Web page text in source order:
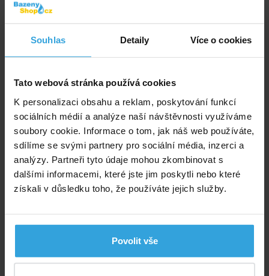
Souhlas Detaily Více o cookies
Tato webová stránka používá cookies
K personalizaci obsahu a reklam, poskytování funkcí
sociálních médií a analýze naší návštěvnosti využíváme
soubory cookie. Informace o tom, jak náš web používáte,
sdílíme se svými partnery pro sociální média, inzerci a
analýzy. Partneři tyto údaje mohou zkombinovat s
dalšími informacemi, které jste jim poskytli nebo které
získali v důsledku toho, že používáte jejich služby.
Povolit vše
bazénová voda řádně chemicky upravena dle
hodnot v technické specifikaci použití solárních
Solární plachtu vždy umisťujte bublinkami
směrem dolů, tak aby volně plavala na hladině.
Bublinky působí při slunečním záření jako čočky a
tím zvyšují teplotu vody.
Plachtu ihned po sundání z bazénu schovejte do
stínu, předejdete tím jejímu poškození přehřátím.
Zazimování
Na zimu je nutné plachtu opláchnout čistou vodou pro
vodu, mohlo by dojít k poškození. Poté plachtu